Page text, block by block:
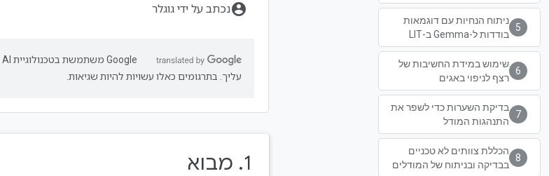
ניתוח הנחיות עם דוגמאות
בודדות ל-Gemma ב-LIT
שימוש במידת החשיבות של
רצף לניפוי באגים
בדיקת השערות כדי לשפר את
התנהגות המודל
הכללת צוותים לא טכניים
בבדיקה ובניתוח של המודלים
account_circleנכתב על ידי גוגלר
עליך. בתרגומים כאלו עשויות להיות שגיאות.
1.‏ מבוא